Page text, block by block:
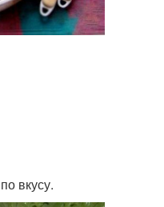
вкусу.